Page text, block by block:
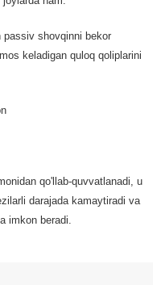
shovqinni bekor
keladigan quloq qoliplarini
qo'llab-quvvatlanadi, u
darajada kamaytiradi va
imkon beradi.